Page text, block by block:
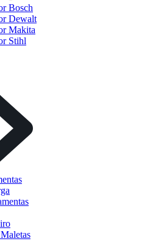
Bosch
Dewalt
Makita
Stihl